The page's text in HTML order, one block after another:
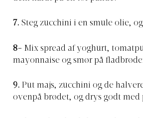
7. Steg zucchini i en smule olie,
8- Mix spread af yoghurt,
mayonnaise og smør på
9. Put majs, zucchini og de
ovenpå brødet, og drys godt med